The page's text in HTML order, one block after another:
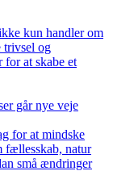
kun handler om
trivsel og
at skabe et
går nye veje
for at mindske
fællesskab, natur
små ændringer